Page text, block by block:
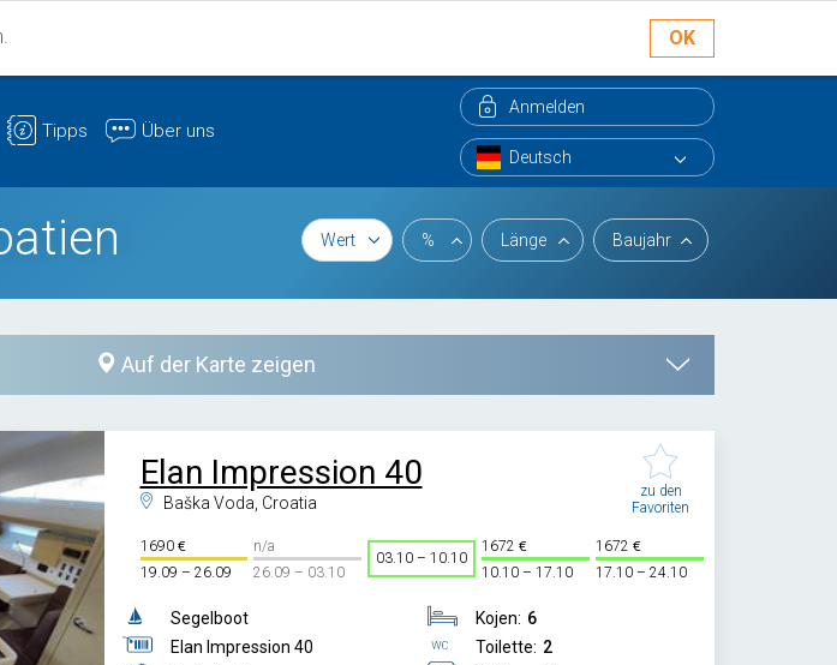
OK
Tipps Über uns
Anmelden
Wert % Länge Baujahr
Auf der Karte zeigen
Elan Impression 40
Baška Voda, Croatia
zu den
Favoriten
1690
19.09 – 26.09
n/a
26.09 – 03.10
03.10 – 10.10
1672
10.10 – 17.10
1672
17.10 – 24.10
Segelboot
Elan Impression 40
Kojen: 6
Toilette: 2